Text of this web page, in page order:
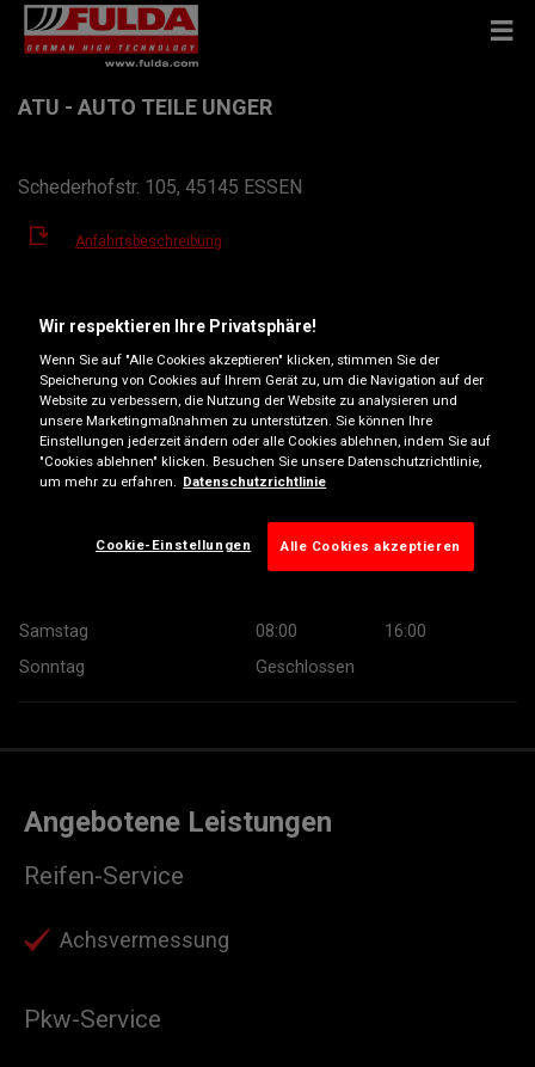
ATU - AUTO TEILE UNGER
Schederhofstr. 105, 45145 ESSEN
Anfahrtsbeschreibung
Telefonnummer anzeigen
frohnhausen@atu.de
Öffnungszeiten
Montag 07:30
19:00
Dienstag
07:30
07:30
19:00
19:00
Samstag
08:00
16:00
Sonntag
Geschlossen
Angebotene Leistungen
Reifen-Service
Achsvermessung
Pkw-Service
Wir respektieren Ihre Privatsphäre!
Wenn Sie auf "Alle Cookies akzeptieren" klicken, stimmen Sie der
Speicherung von Cookies auf Ihrem Gerät zu, um die Navigation auf der
Website zu verbessern, die Nutzung der Website zu analysieren und
unsere Marketingmaßnahmen zu unterstützen. Sie können Ihre
Einstellungen jederzeit ändern oder alle Cookies ablehnen, indem Sie auf
"Cookies ablehnen" klicken. Besuchen Sie unsere Datenschutzrichtlinie,
um mehr zu erfahren.
Datenschutzrichtlinie
Cookie-Einstellungen Alle Cookies akzeptieren